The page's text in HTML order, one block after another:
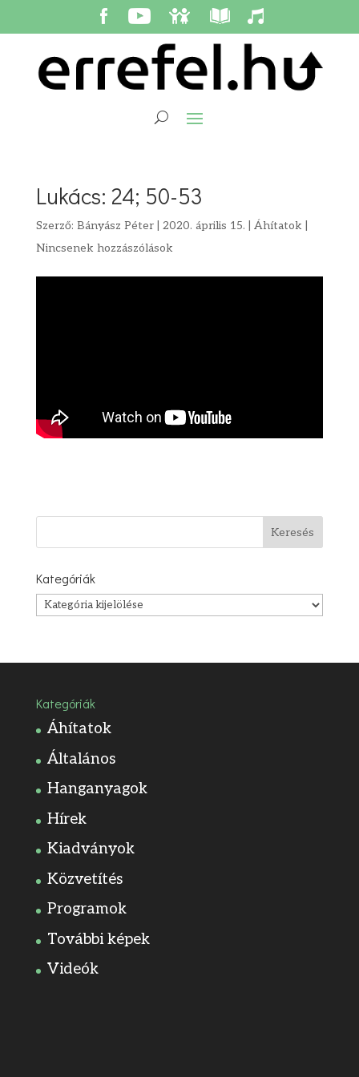
Lukács: 24; 50-53
Szerző: Bányász Péter| 2020. április 15. Áhítatok
Nincsenek hozzászólások
Kategóriák
Kategóriák
Kategóriák
Áhítatok
Általános
Hanganyagok
Hírek
Kiadványok
Közvetítés
Programok
További képek
Videók